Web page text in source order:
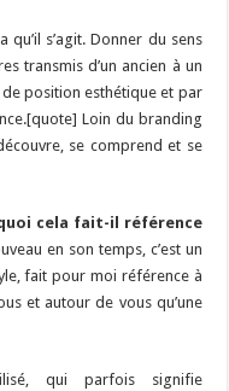
qu’il s’agit. Donner du sens
transmis d’un ancien à un
position esthétique et par
Loin du branding
se comprend et se
cela fait-il référence
en son temps, c’est un
fait pour moi référence à
et autour de vous qu’une
qui parfois signifie